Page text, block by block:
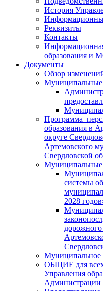
История
Реквизиты
Контакты
образования и
Документы
Обзор
Муниципальные
Программа
образования в
округе
Артемовского
Свердловской
системы
2028
Муниципальное
ОБЩИЕ для всех
Управления
Администрации